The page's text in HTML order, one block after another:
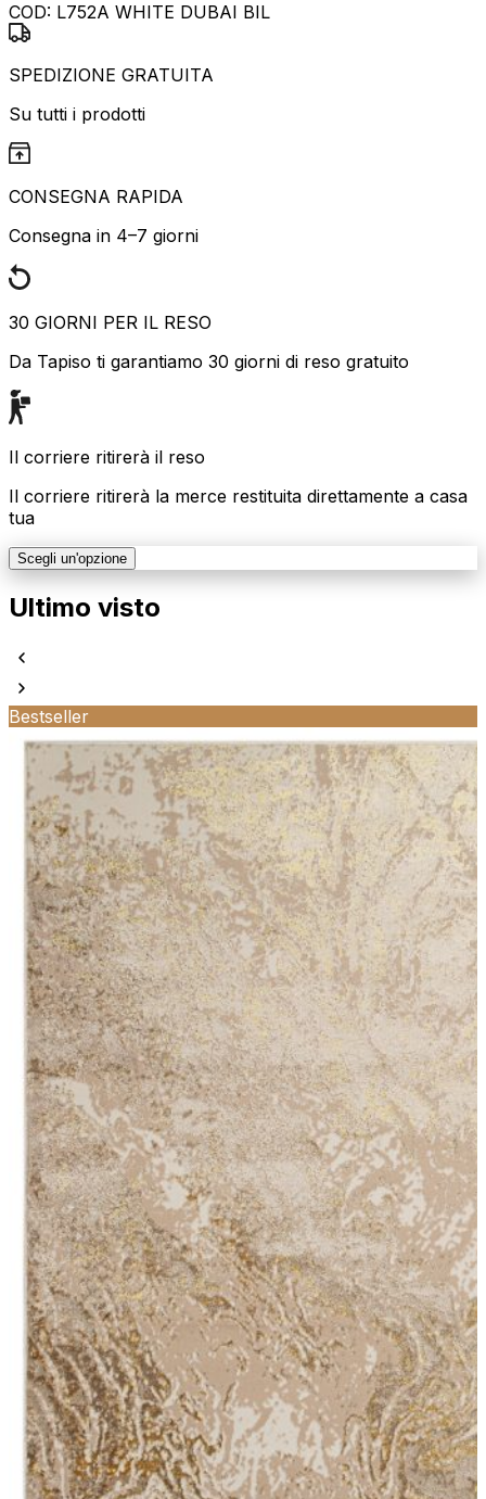
COD: L752A WHITE DUBAI BIL
SPEDIZIONE GRATUITA
Su tutti i prodotti
CONSEGNA RAPIDA
Consegna in 4–7 giorni
30 GIORNI PER IL RESO
Da Tapiso ti garantiamo 30 giorni di reso gratuito
Il corriere ritirerà il reso
Il corriere ritirerà la merce restituita direttamente a casa
tua
Scegli un'opzione
Ultimo visto
Bestseller